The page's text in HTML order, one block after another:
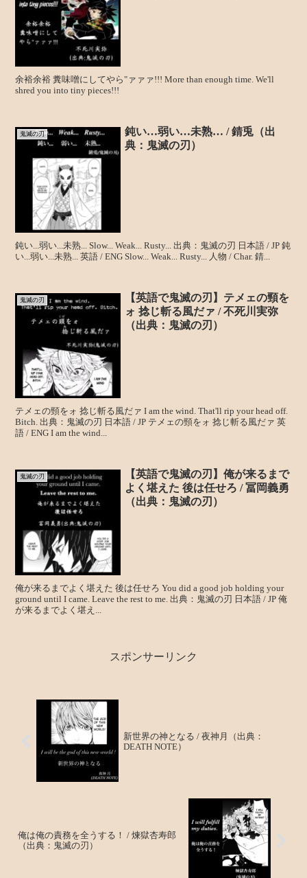
余裕余裕 糞味噌にしてやら"ァァァ!!! More than enough time. We'll
shred you into tiny pieces!!!
鬼滅の刃
鈍い…弱い…未熟… / 錆兎（出
典：鬼滅の刃）
鈍い...弱い...未熟... Slow... Weak... Rusty... 出典：鬼滅の刃 日本語 / JP 鈍
い...弱い...未熟... 英語 / ENG Slow... Weak... Rusty... 人物 / Char. 錆...
鬼滅の刃
【英語で鬼滅の刃】テメェの頸を
ォ 捻じ斬る風だァ / 不死川実弥
（出典：鬼滅の刃）
テメェの頸をォ 捻じ斬る風だァ I am the wind. That'll rip your head off.
Bitch. 出典：鬼滅の刃 日本語 / JP テメェの頸をォ 捻じ斬る風だァ 英
語 / ENG I am the wind...
鬼滅の刃
【英語で鬼滅の刃】俺が来るまで
よく堪えた 後は任せろ / 冨岡義勇
（出典：鬼滅の刃）
俺が来るまでよく堪えた 後は任せろ You did a good job holding your
ground until I came. Leave the rest to me. 出典：鬼滅の刃 日本語 / JP 俺
が来るまでよく堪え...
スポンサーリンク
新世界の神となる / 夜神月（出典：
DEATH NOTE）
俺は俺の責務を全うする！ / 煉獄杏寿郎
（出典：鬼滅の刃）